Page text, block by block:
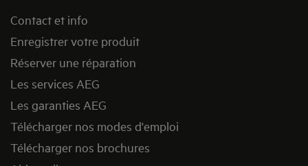
Contact et info
Enregistrer votre produit
Réserver une réparation
Les services AEG
Les garanties AEG
Télécharger nos modes d'emploi
Télécharger nos brochures